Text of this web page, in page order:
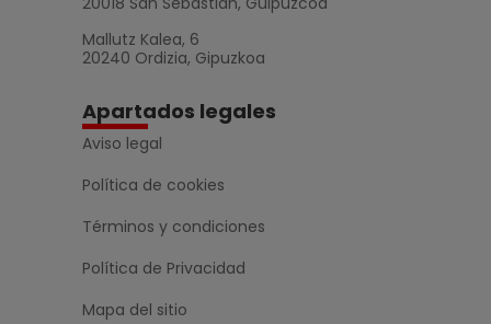
Mallutz Kalea, 6
20240 Ordizia, Gipuzkoa
Apartados legales
Aviso legal
Política de cookies
Términos y condiciones
Política de Privacidad
Mapa del sitio